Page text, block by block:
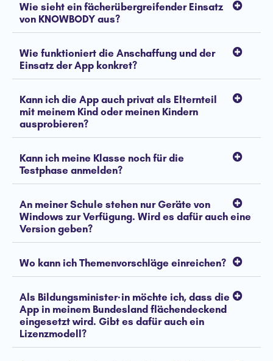
Wie sieht ein fächerübergreifender Einsatz
von KNOWBODY aus?
Wie funktioniert die Anschaffung und der
Einsatz der App konkret?
Kann ich die App auch privat als Elternteil
mit meinem Kind oder meinen Kindern
ausprobieren?
Kann ich meine Klasse noch für die
Testphase anmelden?
An meiner Schule stehen nur Geräte von
Windows zur Verfügung. Wird es dafür auch eine
Version geben?
Wo kann ich Themenvorschläge einreichen?
Als Bildungsminister·in möchte ich, dass die
App in meinem Bundesland flächendeckend
eingesetzt wird. Gibt es dafür auch ein
Lizenzmodell?